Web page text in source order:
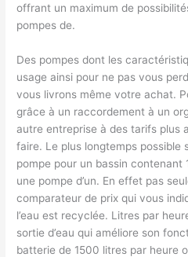
offrant un maximum de
pompes de.
Des pompes dont les
usage ainsi pour ne pas vous
vous livrons même votre achat.
grâce à un raccordement à un
autre entreprise à des tarifs plus
faire. Le plus longtemps possible
pompe pour un bassin contenant
une pompe d’un. En effet pas
comparateur de prix qui vous
l’eau est recyclée. Litres par
sortie d’eau qui améliore son
batterie de 1500 litres par heure